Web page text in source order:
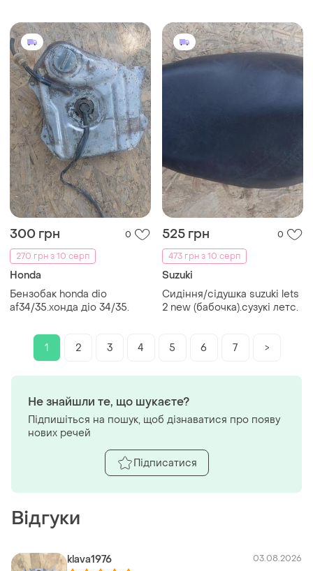
300 грн
0
270 грн з 10 серп
Honda
Бензобак honda dio
af34/35.хонда діо 34/35.
525 грн
0
473 грн з 10 серп
Suzuki
Сидіння/сідушка suzuki lets
2 new (бабочка).сузукі летс.
1 2 3 4 5 6 7 >
Відгуки
klava1976 03.08.2026
Не знайшли те, що шукаєте?
Підпишіться на пошук, щоб дізнаватися про появу
нових речей
Підписатися